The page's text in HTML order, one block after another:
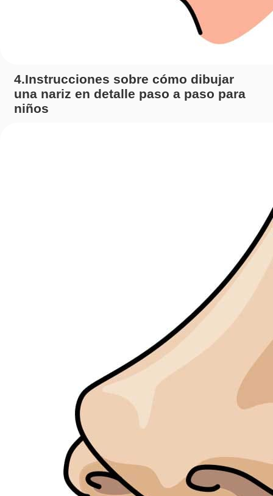
4.Instrucciones sobre cómo dibujar
una nariz en detalle paso a paso para
niños